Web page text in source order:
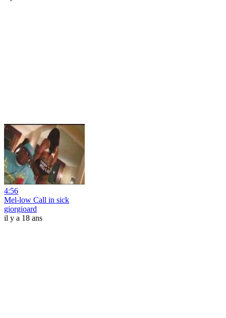
4:56
Mel-low Call in sick
giorgioard
il y a 18 ans